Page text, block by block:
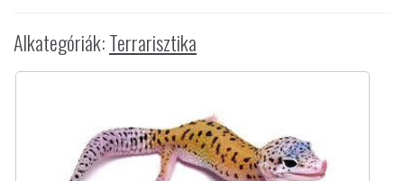
Alkategóriák:Terrarisztika